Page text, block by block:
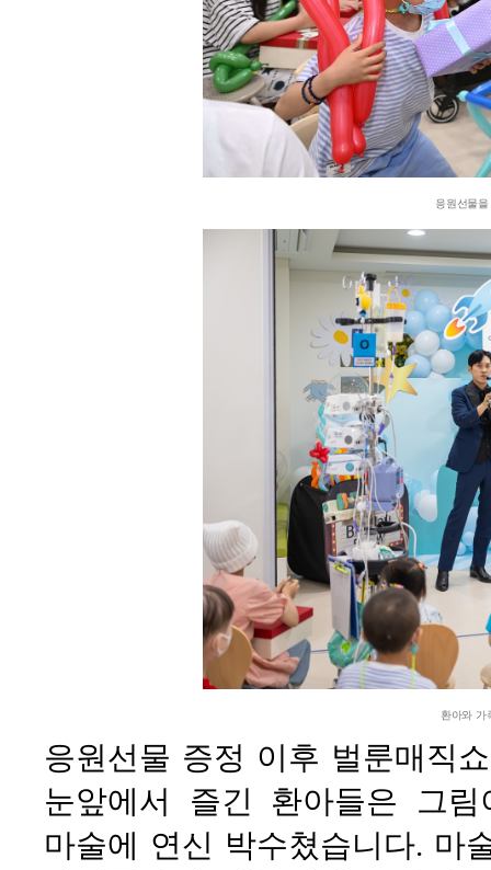
응원선물
환아와 가
응원선물 증정 이후 벌룬매직
눈앞에서 즐긴 환아들은 그
마술에 연신 박수쳤습니다. 마